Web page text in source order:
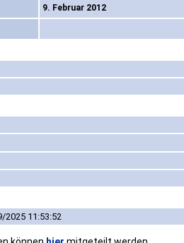
9. Februar 2012
2025 11:53:52